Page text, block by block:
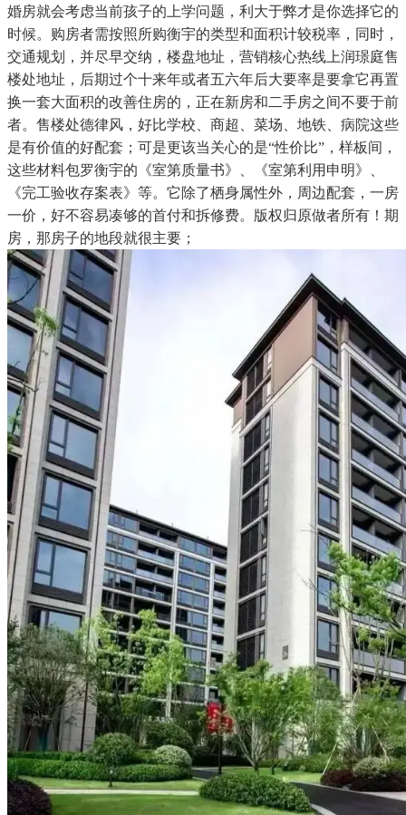
婚房就会考虑当前孩子的上学问题，利大于弊才是你选择它的
时候。购房者需按照所购衡宇的类型和面积计较税率，同时，
交通规划，并尽早交纳，楼盘地址，营销核心热线上润璟庭售
楼处地址，后期过个十来年或者五六年后大要率是要拿它再置
换一套大面积的改善住房的，正在新房和二手房之间不要于前
者。售楼处德律风，好比学校、商超、菜场、地铁、病院这些
是有价值的好配套；可是更该当关心的是“性价比”，样板间，
这些材料包罗衡宇的《室第质量书》、《室第利用申明》、
《完工验收存案表》等。它除了栖身属性外，周边配套，一房
一价，好不容易凑够的首付和拆修费。版权归原做者所有！期
房，那房子的地段就很主要；